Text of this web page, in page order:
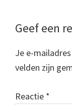
Lees
Interacties
Geef een
Je e-
velden zijn
Reactie *